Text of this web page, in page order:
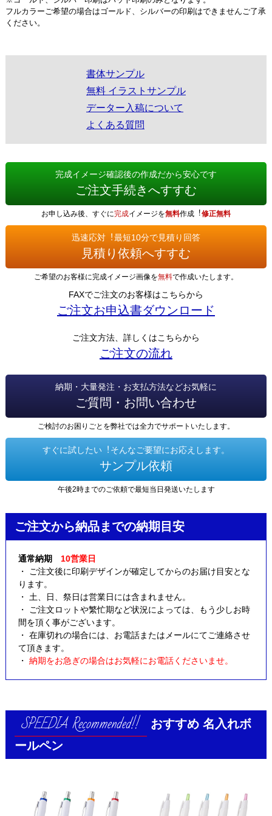
フルカラーご希望の場合はゴールド、シルバーの印刷はできませんご了承
ください。
書体サンプル
無料 イラストサンプル
データー入稿について
よくある質問
完成イメージ確認後の作成だから安心です
ご注文手続きへすすむ
お申し込み後、すぐに完成イメージを無料作成︕修正無料
迅速応対︕最短10分で見積り回答
見積り依頼へすすむ
ご希望のお客様に完成イメージ画像を無料で作成いたします。
FAXでご注文のお客様はこちらから
ご注文お申込書ダウンロード
ご注文方法、詳しくはこちらから
ご注文の流れ
納期・大量発注・お支払方法などお気軽に
ご質問・お問い合わせ
ご検討のお困りごとを弊社では全力でサポートいたします。
すぐに試したい︕そんなご要望にお応えします。
サンプル依頼
午後2時までのご依頼で最短当日発送いたします
ご注文から納品までの納期目安
通常納期 10営業日
・ ご注文後に印刷デザインが確定してからのお届け目安とな
ります。
・ 土、日、祭日は営業日には含まれません。
・ ご注文ロットや繁忙期など状況によっては、もう少しお時
間を頂く事がございます。
・ 在庫切れの場合には、お電話またはメールにてご連絡させ
て頂きます。
・ 納期をお急ぎの場合はお気軽にお電話くださいませ。
おすすめ 名入れボ
ールペン